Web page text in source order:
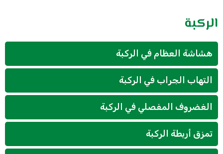
الركبة
هشاشة العظام في الركبة
التهاب الجراب في الركبة
الغضروف المفصلي في الركبة
تمزق أربطة الركبة